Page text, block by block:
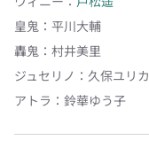
皇鬼 ： 平川大輔
轟鬼 ： 村井美里
ジュセリノ ： 久保ユリカ
アトラ ： 鈴華ゆう子